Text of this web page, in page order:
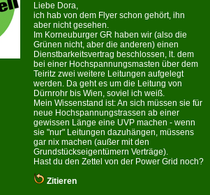
Liebe Dora,
ich hab von dem Flyer schon gehört, ihn
aber nicht gesehen.
Im Korneuburger GR haben wir (also die
Grünen nicht, aber die anderen) einen
Dienstbarkeitsvertrag beschlossen, lt. dem
bei einer Hochspannungsmasten über dem
Teiritz zwei weitere Leitungen aufgelegt
werden. Da geht es um die Leitung von
Dürnrohr bis Wien, soviel ich weiß.
Mein Wissenstand ist: An sich müssen sie für
neue Hochspannungstrassen ab einer
gewissen Länge eine UVP machen - wenn
sie "nur" Leitungen dazuhängen, müssens
gar nix machen (außer mit den
Grundstückseigentümern Verträge).
Hast du den Zettel von der Power Grid noch?
Zitieren